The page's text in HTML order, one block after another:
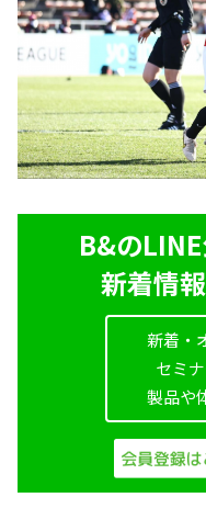
B&の
新着情
新着・
セミ
製品や